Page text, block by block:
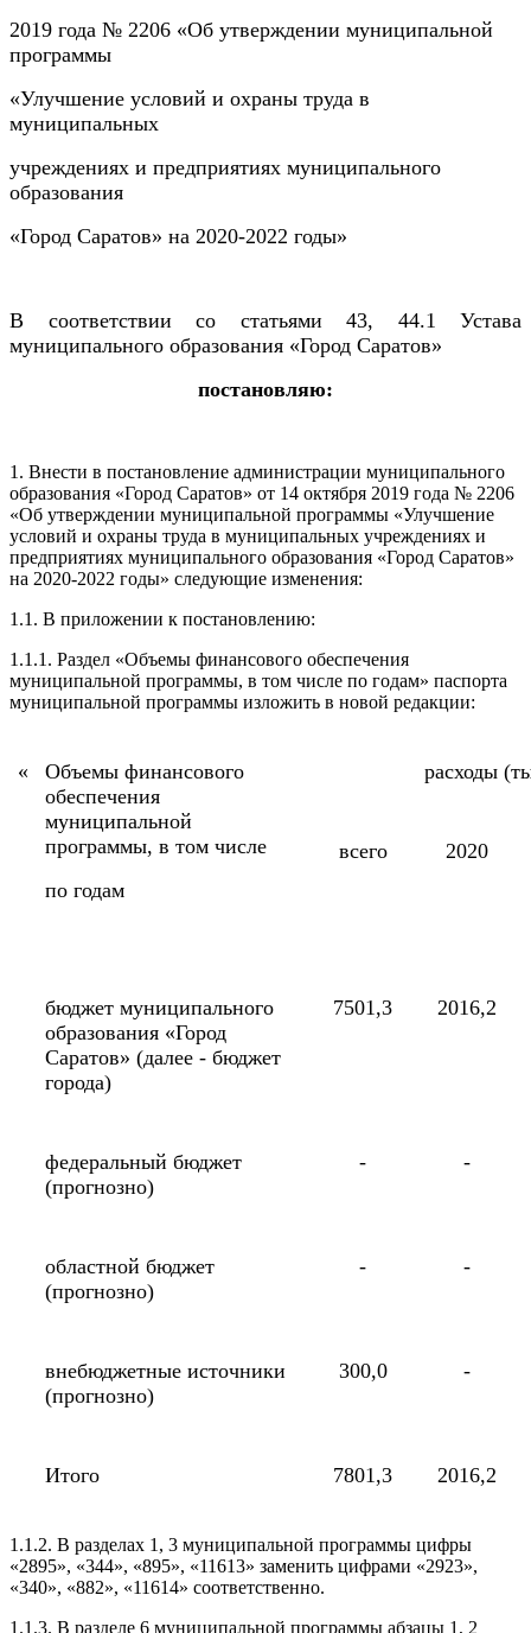
2019 года № 2206 «Об утверждении муниципальной
программы
«Улучшение условий и охраны труда в
муниципальных
учреждениях и предприятиях муниципального
образования
«Город Саратов» на 2020-2022 годы»
В соответствии со статьями 43, 44.1 Устава
муниципального образования «Город Саратов»
постановляю:
1. Внести в постановление администрации муниципального
образования «Город Саратов» от 14 октября 2019 года № 2206
«Об утверждении муниципальной программы «Улучшение
условий и охраны труда в муниципальных учреждениях и
предприятиях муниципального образования «Город Саратов»
на 2020-2022 годы» следующие изменения:
1.1. В приложении к постановлению:
1.1.1. Раздел «Объемы финансового обеспечения
муниципальной программы, в том числе по годам» паспорта
муниципальной программы изложить в новой редакции:
«
Объемы финансового
обеспечения
муниципальной
программы, в том числе
по годам
расходы
всего 2020
бюджет муниципального
образования «Город
Саратов» (далее - бюджет
города)
7501,3 2016,2
федеральный бюджет
(прогнозно)
- -
областной бюджет
(прогнозно)
- -
внебюджетные источники
(прогнозно)
300,0 -
Итого 7801,3 2016,2
1.1.2. В разделах 1, 3 муниципальной программы цифры
«2895», «344», «895», «11613» заменить цифрами «2923»,
«340», «882», «11614» соответственно.
1.1.3. В разделе 6 муниципальной программы абзацы 1, 2